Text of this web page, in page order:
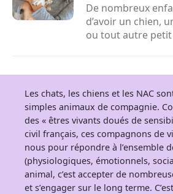
De nombreux
d’avoir un chien,
ou tout autre
Les chats, les chiens et les NAC
simples animaux de compagnie.
des « êtres vivants doués de
civil français, ces compagnons de
nous pour répondre à l’ensemble
(physiologiques, émotionnels,
animal, c’est accepter de
et s’engager sur le long terme.